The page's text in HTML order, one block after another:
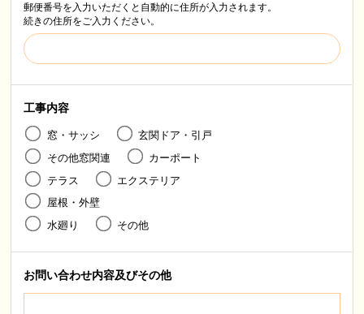
郵便番号を入力いただくと自動的に住所が入力されます。
続きの住所をご入力ください。
工事内容
窓・サッシ
玄関ドア・引戸
その他窓関連
カーポート
テラス
エクステリア
屋根・外壁
水廻り
その他
お問い合わせ内容及びその他